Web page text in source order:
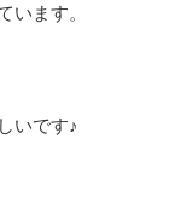
います。
いです♪